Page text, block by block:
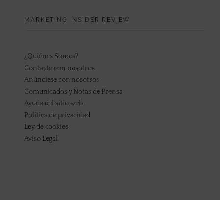
MARKETING INSIDER REVIEW
¿Quiénes Somos?
Contacte con nosotros
Anúnciese con nosotros
Comunicados y Notas de Prensa
Ayuda del sitio web
Política de privacidad
Ley de cookies
Aviso Legal